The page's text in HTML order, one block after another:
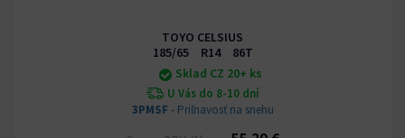
TOYO CELSIUS
185/65 R14 86T
Sklad CZ 20+ ks
U Vás do 8-10 dní
3PMSF- Priľnavosť na snehu